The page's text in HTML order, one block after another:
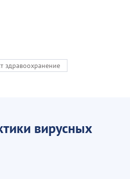
здравоохранение
вирусных